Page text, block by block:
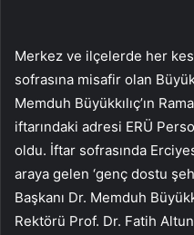
Merkez ve ilçelerde her
sofrasına misafir olan
Memduh Büyükkılıç’ın
iftarındaki adresi ERÜ
oldu. İftar sofrasında
araya gelen ‘genç dostu
Başkanı Dr. Memduh
Rektörü Prof. Dr. Fatih